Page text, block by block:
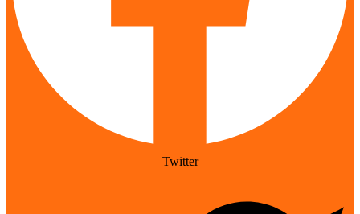
Twitter